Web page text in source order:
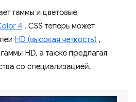
гаммы и цветовые
4 . CSS теперь может
HD (высокая четкость) ,
HD, а также предлагая
со специализацией.